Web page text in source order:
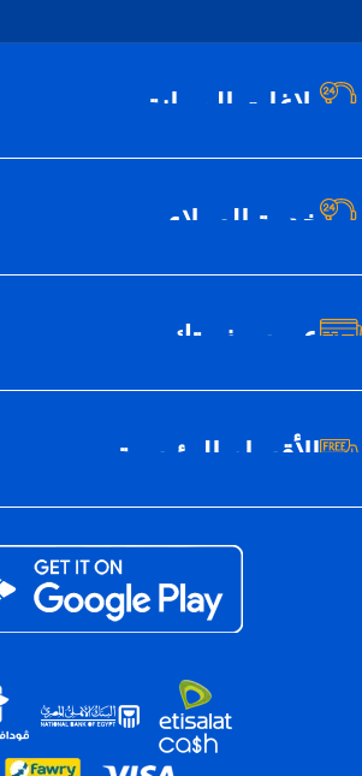
بلاغات الصيانة
خدمة العملاء
عن سيف تك
الأقسام الرئيسية